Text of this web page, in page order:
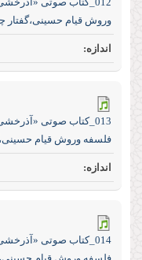
وروش قیام حسینی،گفتار
013_کتاب صوتی
فلسفه وروش قیام
014_کتاب صوتی